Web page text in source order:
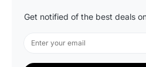
Get notified of the best deals